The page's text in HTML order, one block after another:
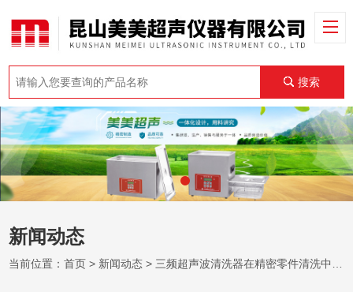
搜索
新闻动态
当前位置：首页 > 新闻动态 > 三频超声波清洗器在精密零件清洗中的实际效果